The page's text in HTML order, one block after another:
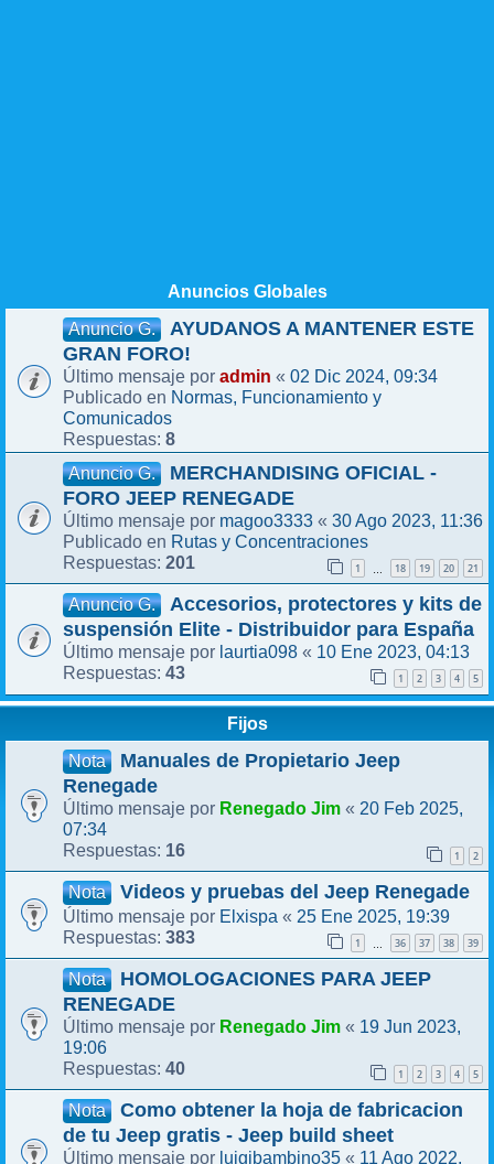
Anuncios Globales
Anuncio G.
AYUDANOS A MANTENER ESTE
GRAN FORO!
Último mensaje por admin « 02 Dic 2024, 09:34
Publicado en Normas, Funcionamiento y
Comunicados
Respuestas: 8
Anuncio G.
MERCHANDISING OFICIAL -
FORO JEEP RENEGADE
Último mensaje por magoo3333 « 30 Ago 2023, 11:36
Publicado en Rutas y Concentraciones
Respuestas: 201 1 … 18 19 20 21
Anuncio G.
Accesorios, protectores y kits de
suspensión Elite - Distribuidor para España
Último mensaje por laurtia098 « 10 Ene 2023, 04:13
Respuestas: 43 1 2 3 4 5
Fijos
Nota
Manuales de Propietario Jeep
Renegade
Último mensaje por Renegado Jim « 20 Feb 2025,
07:34
Respuestas: 16 1 2
Nota Videos y pruebas del Jeep Renegade
Último mensaje por Elxispa « 25 Ene 2025, 19:39
Respuestas: 383 1 … 36 37 38 39
Nota
HOMOLOGACIONES PARA JEEP
RENEGADE
Último mensaje por Renegado Jim « 19 Jun 2023,
19:06
Respuestas: 40 1 2 3 4 5
Nota
Como obtener la hoja de fabricacion
de tu Jeep gratis - Jeep build sheet
Último mensaje por luigibambino35 « 11 Ago 2022,